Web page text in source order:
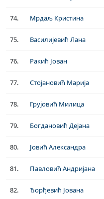
74. Мрдаљ Кристина
75. Василијевић Лана
76. Ракић Јован
77. Стојановић Марија
78. Грујовић Милица
79. Богдановић Дејана
80. Јовић Александра
81. Павловић Андријана
82. Ђорђевић Јована